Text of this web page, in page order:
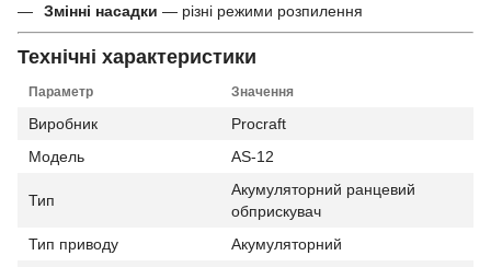
Змінні насадки — різні режими розпилення
Технічні характеристики
Параметр Значення
Виробник
Procraft
Модель
AS-12
Тип
Акумуляторний ранцевий
обприскувач
Тип приводу
Акумуляторний